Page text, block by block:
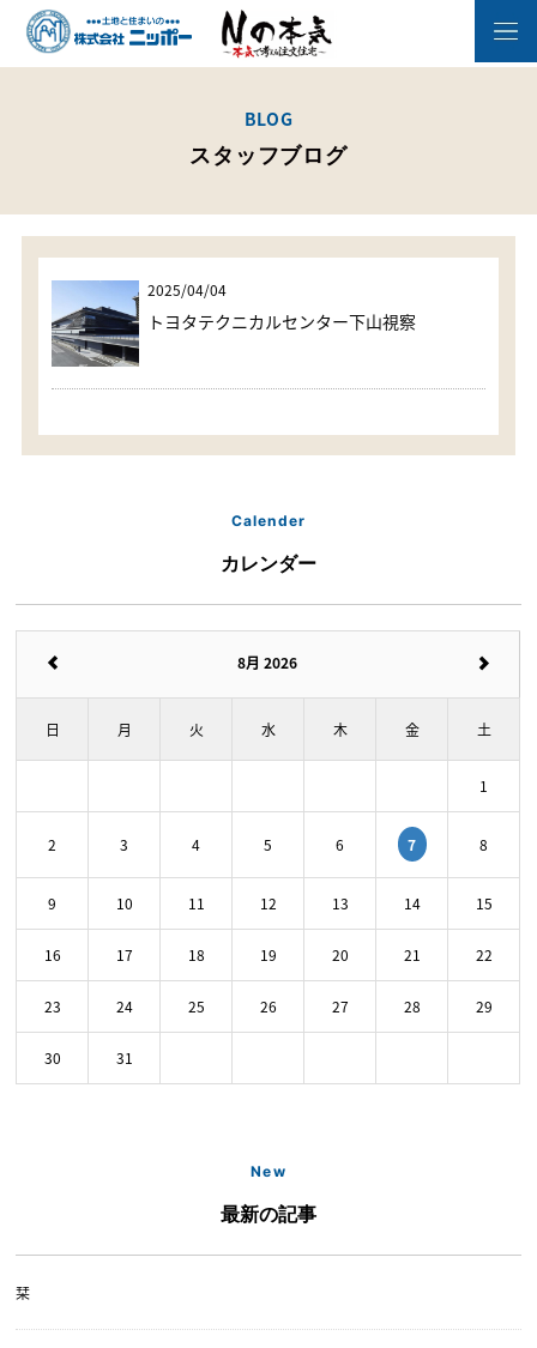
BLOG
スタッフブログ
2025/04/04
トヨタテクニカルセンター下山視察
Calender
カレンダー
8月 2026
日 月 火 水 木 金 土
1
2 3 4 5 6 7 8
9 10 11 12 13 14 15
16 17 18 19 20 21 22
23 24 25 26 27 28 29
30 31
New
最新の記事
栞